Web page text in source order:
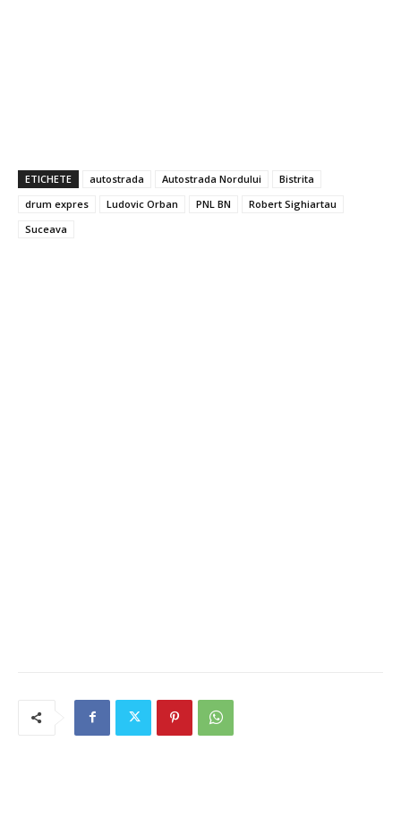
ETICHETE autostrada Autostrada Nordului
Bistrita
drum expres
Ludovic Orban PNL BN
Robert Sighiartau
Suceava